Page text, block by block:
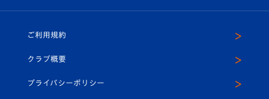
ホームタウン
U-18
ヴィヴィくんインスタグラム
公式LINE＠
ご利用規約
クラブ概要
プライバシーポリシー